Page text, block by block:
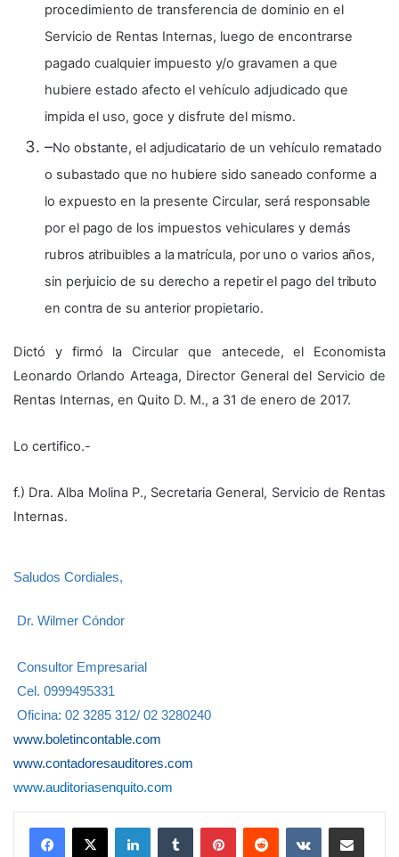
procedimiento de transferencia de dominio en el
Servicio de Rentas Internas, luego de encontrarse
pagado cualquier impuesto y/o gravamen a que
hubiere estado afecto el vehículo adjudicado que
impida el uso, goce y disfrute del mismo.
–No obstante, el adjudicatario de un vehículo rematado
o subastado que no hubiere sido saneado conforme a
lo expuesto en la presente Circular, será responsable
por el pago de los impuestos vehiculares y demás
rubros atribuibles a la matrícula, por uno o varios años,
sin perjuicio de su derecho a repetir el pago del tributo
en contra de su anterior propietario.
Dictó y firmó la Circular que antecede, el Economista
Leonardo Orlando Arteaga, Director General del Servicio de
Rentas Internas, en Quito D. M., a 31 de enero de 2017.
Lo certifico.-
f.) Dra. Alba Molina P., Secretaria General, Servicio de Rentas
Internas.
Saludos Cordiales,
Dr. Wilmer Cóndor
Consultor Empresarial
Cel. 0999495331
Oficina: 02 3285 312/ 02 3280240
www.boletincontable.com
www.contadoresauditores.com
www.auditoriasenquito.com